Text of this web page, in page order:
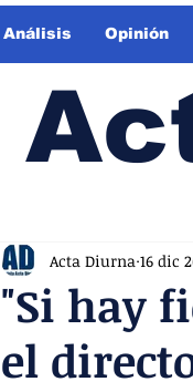
Análisis Opinión
"Si hay
el
Acta Diurna 16 dic